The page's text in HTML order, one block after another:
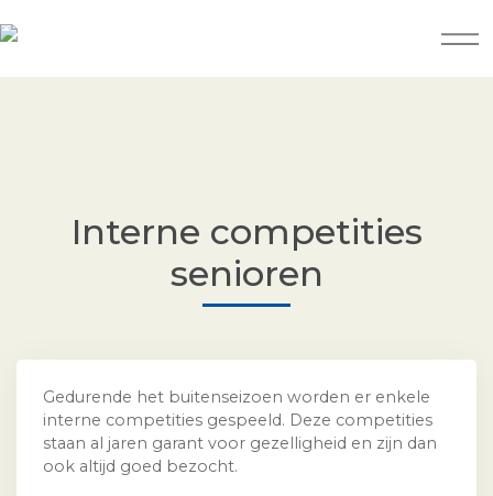
Interne competities
senioren
Gedurende het buitenseizoen worden er enkele
interne competities gespeeld. Deze competities
staan al jaren garant voor gezelligheid en zijn dan
ook altijd goed bezocht.